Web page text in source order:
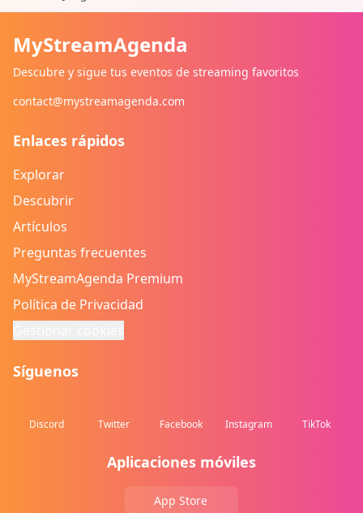
MyStreamAgenda
Descubre y sigue tus eventos de streaming favoritos
contact@mystreamagenda.com
Enlaces rápidos
Explorar
Descubrir
Artículos
Preguntas frecuentes
MyStreamAgenda Premium
Política de Privacidad
Síguenos
Discord Twitter Facebook Instagram TikTok
Aplicaciones móviles
App Store